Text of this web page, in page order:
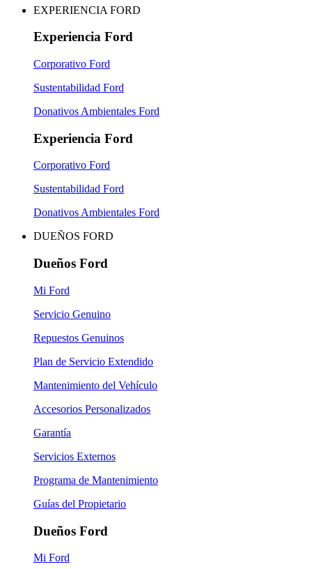
EXPERIENCIA FORD
Experiencia Ford
Corporativo Ford
Sustentabilidad Ford
Donativos Ambientales Ford
Experiencia Ford
Corporativo Ford
Sustentabilidad Ford
Donativos Ambientales Ford
DUEÑOS FORD
Dueños Ford
Mi Ford
Servicio Genuino
Repuestos Genuinos
Plan de Servicio Extendido
Mantenimiento del Vehículo
Accesorios Personalizados
Garantía
Servicios Externos
Programa de Mantenimiento
Guías del Propietario
Dueños Ford
Mi Ford